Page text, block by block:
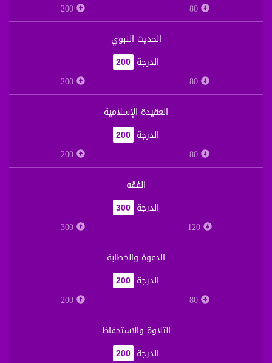
200
الحديث النبوي
الدرجة
200
200
العقيدة الإسلامية
الدرجة
200
200
الفقه
الدرجة
300
120
300
الدعوة والخطابة
الدرجة
200
200
التلاوة والاستحفاظ
الدرجة
200